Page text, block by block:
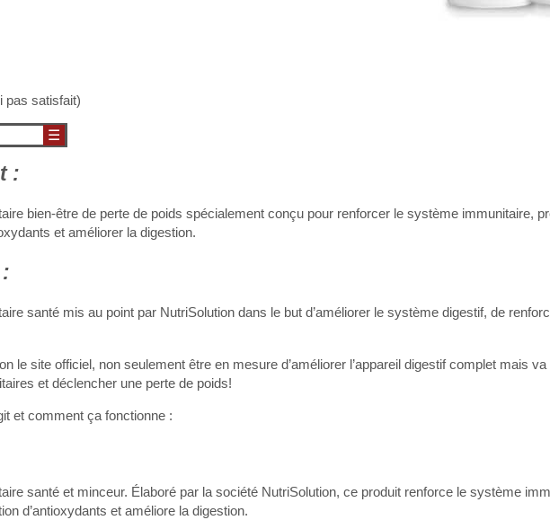
pas satisfait)
☰
:
bien-être de perte de poids spécialement conçu pour renforcer le système immunitaire,
et améliorer la digestion.
santé mis au point par NutriSolution dans le but d’améliorer le système digestif, de
le site officiel, non seulement être en mesure d’améliorer l’appareil digestif complet mais
et déclencher une perte de poids!
et comment ça fonctionne :
santé et minceur. Élaboré par la société NutriSolution, ce produit renforce le système
d’antioxydants et améliore la digestion.